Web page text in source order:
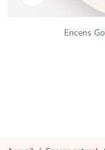
Encens